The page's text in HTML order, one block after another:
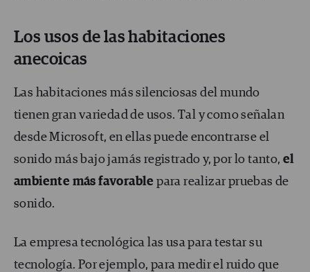
Los usos de las habitaciones
anecoicas
Las habitaciones más silenciosas del mundo
tienen gran variedad de usos. Tal y como señalan
desde Microsoft, en ellas puede encontrarse el
sonido más bajo jamás registrado y, por lo tanto, el
ambiente más favorable para realizar pruebas de
sonido.
La empresa tecnológica las usa para testar su
tecnología. Por ejemplo, para medir el ruido que